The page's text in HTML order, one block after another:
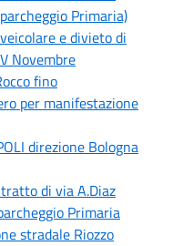
Primaria)
e divieto di
Novembre
fino
per manifestazione
direzione Bologna
di via A.Diaz
Primaria
stradale Riozzo